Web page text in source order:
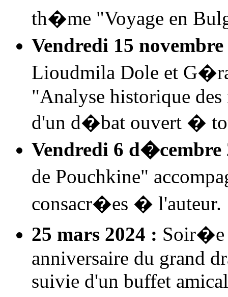
th�me "Voyage en
Vendredi 15
Lioudmila Dole et
"Analyse historique
d'un d�bat ouvert �
Vendredi 6
de Pouchkine"
consacr�es � l'auteur.
25 mars 2024 : Soir�e
anniversaire du grand
suivie d'un buffet